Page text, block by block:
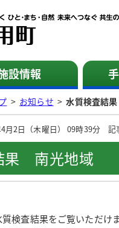
設情報
> お知らせ >水質検査結
月2日（木曜日） 09時39分 記
果 南光地域
検査結果をご覧いただけま